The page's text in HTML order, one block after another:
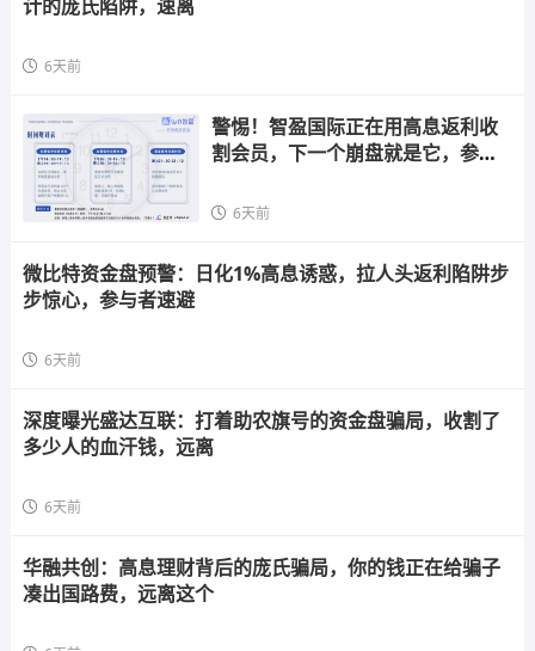
计的庞氏陷阱，速离
6天前
警惕！智盈国际正在用高息返利收
割会员，下一个崩盘就是它，参与
6天前
微比特资金盘预警：日化1%高息诱惑，拉人头返利陷阱步
步惊心，参与者速避
6天前
深度曝光盛达互联：打着助农旗号的资金盘骗局，收割了
多少人的血汗钱，远离
6天前
华融共创：高息理财背后的庞氏骗局，你的钱正在给骗子
凑出国路费，远离这个